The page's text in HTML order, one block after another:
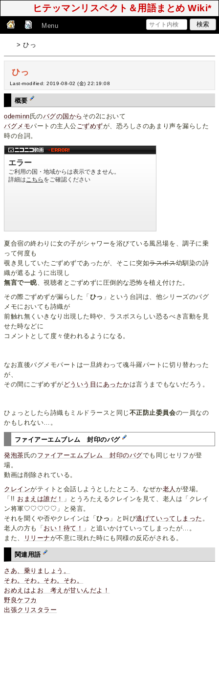
ヒテッマンリスペクト＆用語まとめ Wiki*
Menu
> ひっ
ひっ
Last-modified: 2019-08-02 (金) 22:19:08
概要
odeminn氏のバグの国から その2において
バグメモパートの主人公ごずめずが、恐ろしさのあまり声を漏らした
時の台詞。
夏合宿の終わりに女の子がシャワーを浴びている風呂場を、調子に乗
って何度も
覗き見していたごずめずであったが、そこに突如ラスボス幼馴染の詩
織が遮るように出現し
無言で一睨、視聴者とごずめずに圧倒的な恐怖を植え付けた。
その際ごずめずが漏らした「 ひっ 」という台詞は、他シリーズのバグ
メモにおいても詩織が
前触れ無くいきなり出現した時や、ラスボスらしい恐るべき言動を見
せた時などに
コメントとして度々使われるようになる。
なお直後バグメモパートは一旦終わって魂斗羅パートに切り替わった
が、
その間にごずめずが どういう 目に あったかは言うまでもないだろう。
ひょっとしたら詩織もミルドラースと同じ 不正防止委員会の一員なの
かもしれない…。
ファイアーエムブレム 封印のバグ
発泡茶氏のファイアーエムブレム 封印のバグでも同じセリフが登
場。
動画は削除されている。
クレインがティトと会話しようとしたところ、なぜか老人 が登場。
「!! おまえは誰だ！
」とうろたえるクレインを見て、老人は「クレイ
ン将軍♡♡♡♡♡」と発言。
それを聞くや否やクレインは「ひっ 」と叫び逃げていってしまった 。
老人の方も「 おい！待て！ 」と追いかけていってしまったが…。
また、
リリーナが不意に現れた時にも同様の反応がされる。
関連用語
さあ、乗りましょう。
そわ。そわ。そわ。そわ。
おめえはよお 考えが甘いんだよ！
野良ケフカ
出張クリスタラー